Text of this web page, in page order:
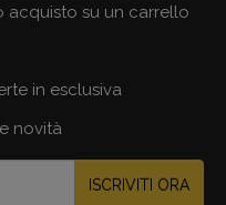
acquisto su un carrello
in esclusiva
novità
ISCRIVITI ORA